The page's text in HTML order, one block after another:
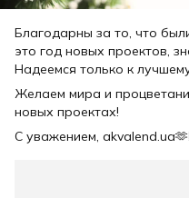
Благодарны за то, что
это год новых проектов,
Надеемся только к
Желаем мира и
новых проектах!
С уважением,